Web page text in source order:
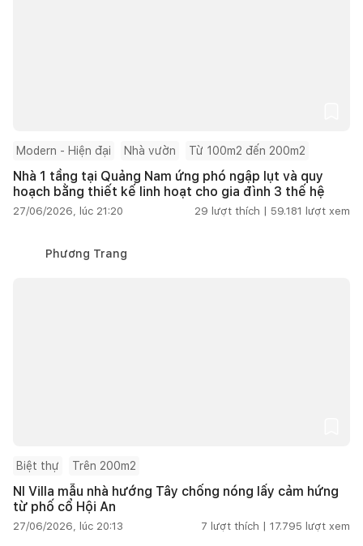
Modern - Hiện đại Nhà vườn Từ 100m2 đến 200m2
Nhà 1 tầng tại Quảng Nam ứng phó ngập lụt và quy
hoạch bằng thiết kế linh hoạt cho gia đình 3 thế hệ
27/06/2026, lúc 21:20 29 lượt thích | 59.181 lượt xem
Phương Trang
Biệt thự Trên 200m2
NI Villa mẫu nhà hướng Tây chống nóng lấy cảm hứng
từ phố cổ Hội An
27/06/2026, lúc 20:13 7 lượt thích | 17.795 lượt xem